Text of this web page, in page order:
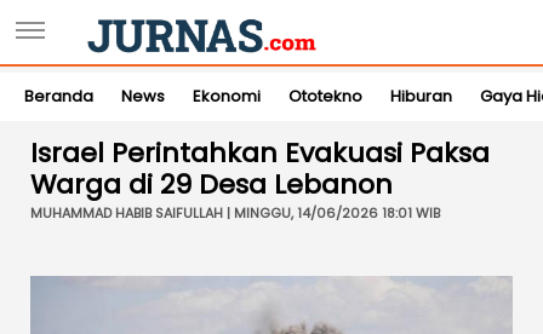
Beranda News Ekonomi Ototekno Hiburan Gaya
Israel Perintahkan Evakuasi Paksa
Warga di 29 Desa Lebanon
MUHAMMAD HABIB SAIFULLAH | MINGGU, 14/06/2026 18:01 WIB